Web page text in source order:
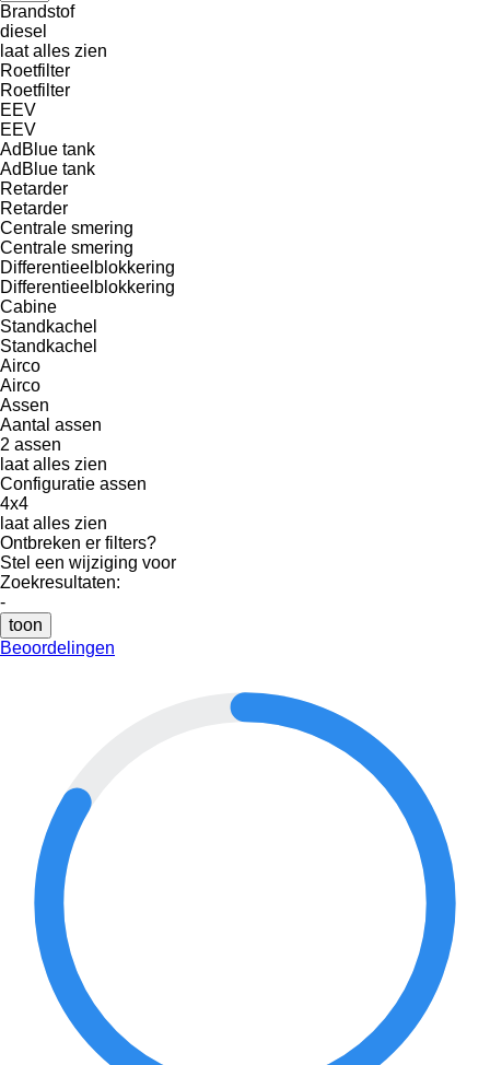
Brandstof
diesel
laat alles zien
Roetfilter
Roetfilter
EEV
EEV
AdBlue tank
AdBlue tank
Retarder
Retarder
Centrale smering
Centrale smering
Differentieelblokkering
Differentieelblokkering
Cabine
Standkachel
Standkachel
Airco
Airco
Assen
Aantal assen
2 assen
laat alles zien
Configuratie assen
4x4
laat alles zien
Ontbreken er filters?
Stel een wijziging voor
Zoekresultaten:
-
toon
Beoordelingen